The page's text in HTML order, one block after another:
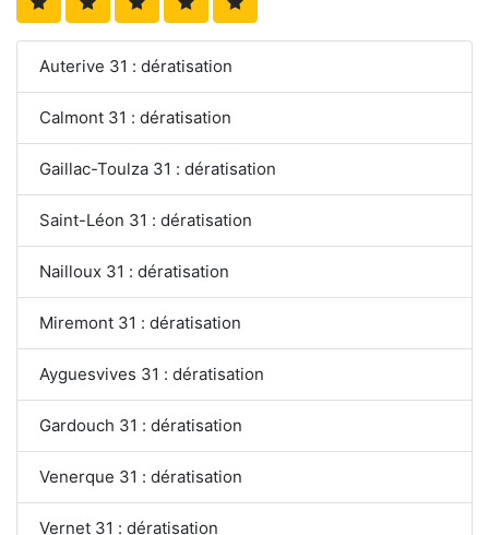
Auterive 31 : dératisation
Calmont 31 : dératisation
Gaillac-Toulza 31 : dératisation
Saint-Léon 31 : dératisation
Nailloux 31 : dératisation
Miremont 31 : dératisation
Ayguesvives 31 : dératisation
Gardouch 31 : dératisation
Venerque 31 : dératisation
Vernet 31 : dératisation